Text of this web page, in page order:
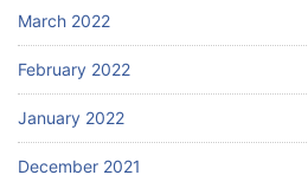
March 2022
February 2022
January 2022
December 2021